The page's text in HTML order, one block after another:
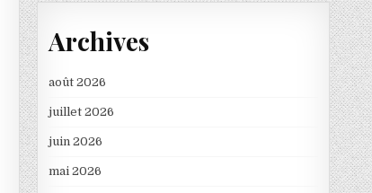
Archives
août 2026
juillet 2026
juin 2026
mai 2026